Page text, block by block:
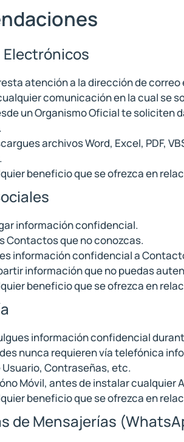
Electrónicos
atención a la dirección de
comunicación en la cual se
un Organismo Oficial te soliciten
archivos Word, Excel, PDF,
beneficio que se ofrezca en
información confidencial.
Contactos que no conozcas.
información confidencial a
información que no puedas
beneficio que se ofrezca en
información confidencial
nunca requieren vía telefónica
Usuario, Contraseñas, etc.
Móvil, antes de instalar cualquier
beneficio que se ofrezca en
de Mensajerías